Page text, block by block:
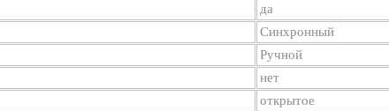
да
Синхронный
Ручной
нет
открытое